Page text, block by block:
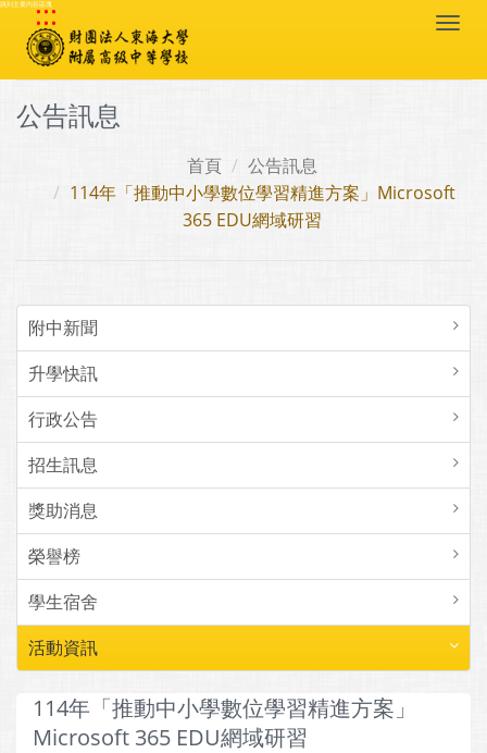
跳到主要內容區塊
:::
公告訊息
首頁
公告訊息
114年「推動中小學數位學習精進方案」Microsoft
365 EDU網域研習
附中新聞
升學快訊
行政公告
招生訊息
獎助消息
榮譽榜
學生宿舍
活動資訊
114年「推動中小學數位學習精進方案」
Microsoft 365 EDU網域研習